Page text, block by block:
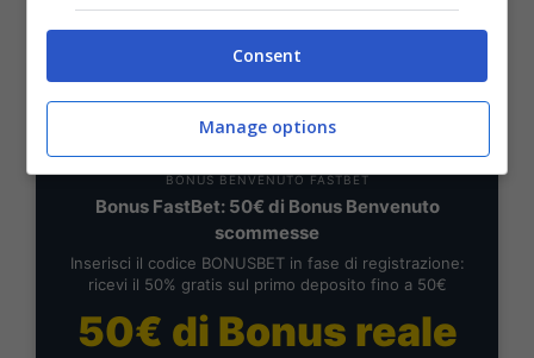
Mostra Informazioni
FastBet
BONUS BENVENUTO FASTBET
Bonus FastBet: 50€ di Bonus Benvenuto
scommesse
Inserisci il codice BONUSBET in fase di registrazione:
ricevi il 50% gratis sul primo deposito fino a 50€
50€ di Bonus reale
Consent
Manage options